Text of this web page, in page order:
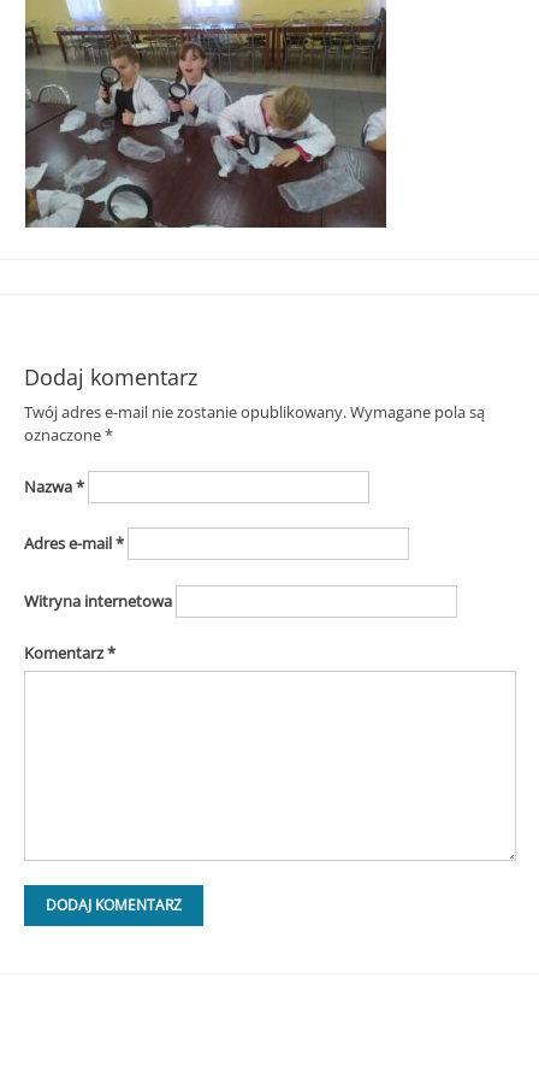
Śląska
Dodaj komentarz
Twój adres e-mail nie zostanie opublikowany.Wymagane pola są
oznaczone*
Nazwa*
Adres e-mail*
Witryna internetowa
Komentarz*